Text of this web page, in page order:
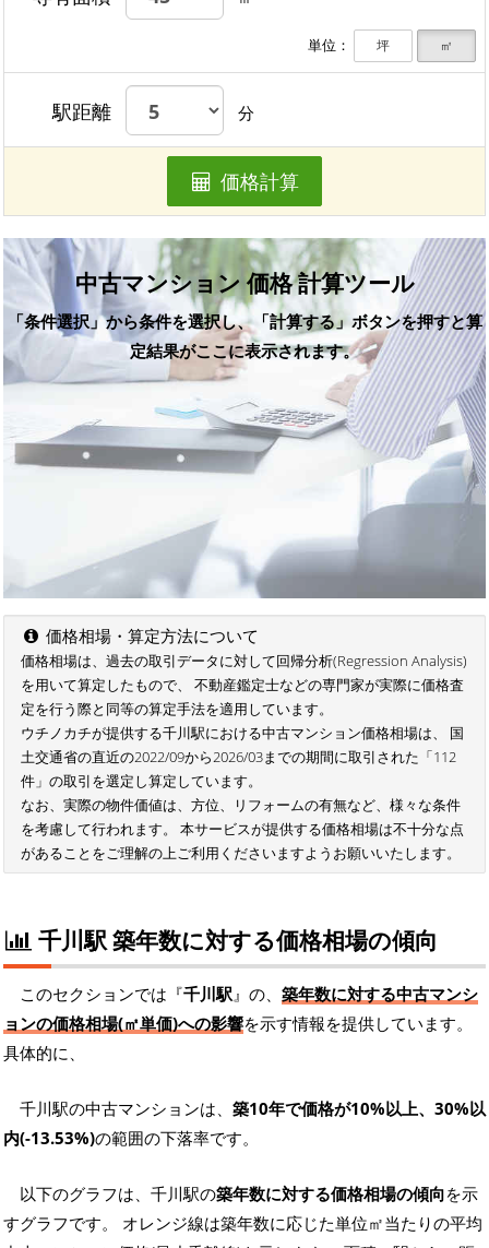
単位： 坪 ㎡
駅距離 分
価格計算
中古マンション 価格 計算ツール
「条件選択」から条件を選択し、「計算する」ボタンを押すと算
定結果がここに表示されます。
価格相場・算定方法について
価格相場は、過去の取引データに対して回帰分析(Regression Analysis)
を用いて算定したもので、 不動産鑑定士などの専門家が実際に価格査
定を行う際と同等の算定手法を適用しています。
ウチノカチが提供する千川駅における中古マンション価格相場は、 国
土交通省の直近の2022/09から2026/03までの期間に取引された「112
件」の取引を選定し算定しています。
なお、実際の物件価値は、方位、リフォームの有無など、様々な条件
を考慮して行われます。 本サービスが提供する価格相場は不十分な点
があることをご理解の上ご利用くださいますようお願いいたします。
千川駅 築年数に対する価格相場の傾向
このセクションでは『千川駅』の、 築年数に対する中古マンシ
ョンの価格相場(㎡単価)への影響を示す情報を提供しています。
具体的に、
千川駅の中古マンションは、 築10年で価格が10%以上、30%以
内(-13.53%)の範囲の下落率です。
以下のグラフは、千川駅の築年数に対する価格相場の傾向を示
すグラフです。 オレンジ線は築年数に応じた単位㎡当たりの平均